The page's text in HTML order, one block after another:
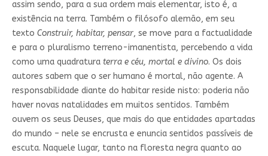
assim sendo, para a sua ordem mais elementar, isto é, a
existência na terra. Também o filósofo alemão, em seu
texto Construir, habitar, pensar, se move para a factualidade
e para o pluralismo terreno-imanentista, percebendo a vida
como uma quadratura terra e céu, mortal e divino. Os dois
autores sabem que o ser humano é mortal, não agente. A
responsabilidade diante do habitar reside nisto: poderia não
haver novas natalidades em muitos sentidos. Também
ouvem os seus Deuses, que mais do que entidades apartadas
do mundo – nele se encrusta e enuncia sentidos passíveis de
escuta. Naquele lugar, tanto na floresta negra quanto ao